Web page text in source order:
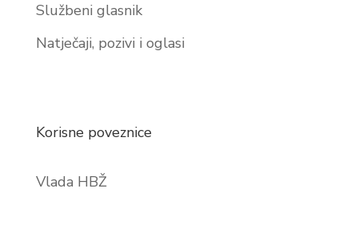
Službeni glasnik
Natječaji, pozivi i oglasi
Korisne poveznice
Vlada HBŽ